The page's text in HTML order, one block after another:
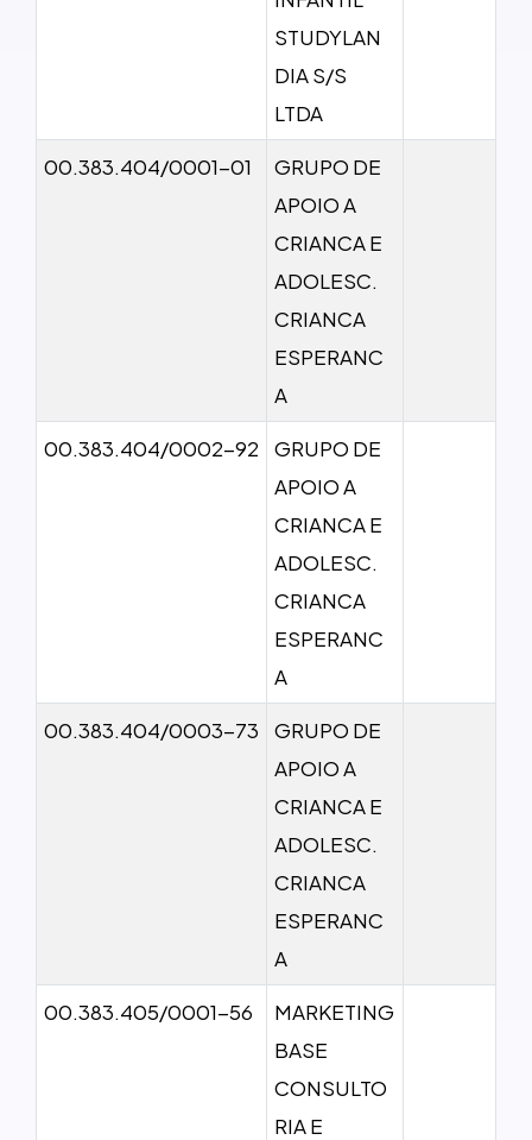
STUDYLAN
DIA S/S
LTDA
00.383.404/0001-01
GRUPO DE
APOIO A
CRIANCA E
ADOLESC.
CRIANCA
ESPERANC
A
00.383.404/0002-92
GRUPO DE
APOIO A
CRIANCA E
ADOLESC.
CRIANCA
ESPERANC
A
00.383.404/0003-73
GRUPO DE
APOIO A
CRIANCA E
ADOLESC.
CRIANCA
ESPERANC
A
00.383.405/0001-56
MARKETING
BASE
CONSULTO
RIA E